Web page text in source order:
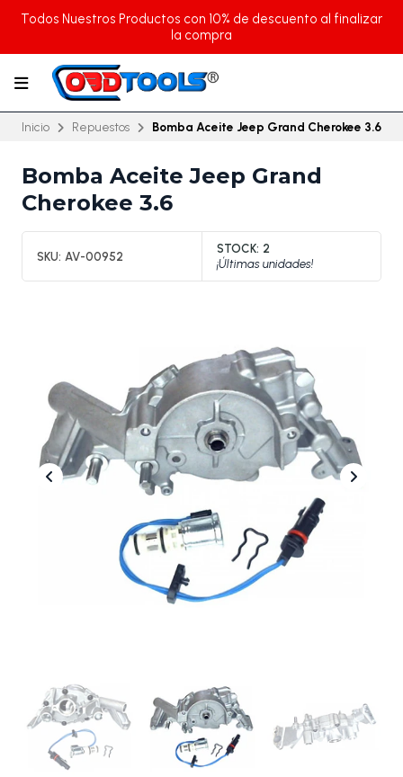
Todos Nuestros Productos con 10% de descuento al finalizar
la compra
Inicio Repuestos Bomba Aceite Jeep Grand Cherokee 3.6
Bomba Aceite Jeep Grand
Cherokee 3.6
SKU: AV-00952
STOCK: 2
¡Últimas unidades!